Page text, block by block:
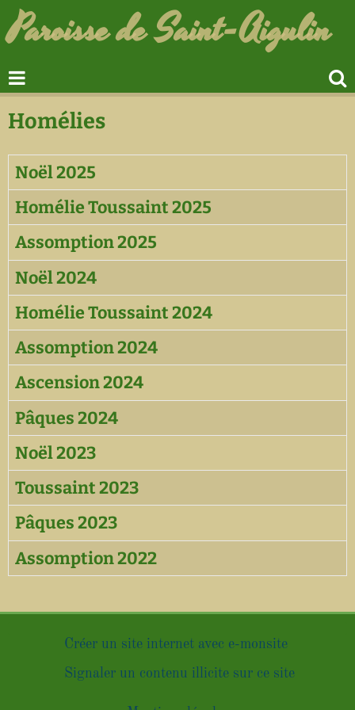
Paroisse de Saint-Aigulin
Homélies
Noël 2025
Homélie Toussaint 2025
Assomption 2025
Noël 2024
Homélie Toussaint 2024
Assomption 2024
Ascension 2024
Pâques 2024
Noël 2023
Toussaint 2023
Pâques 2023
Assomption 2022
Créer un site internet avec e-monsite
Signaler un contenu illicite sur ce site